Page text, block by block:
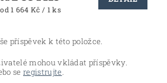
od 1 664 Kč / 1 ks
příspěvek k této položce.
mohou vkládat příspěvky.
se registrujte.